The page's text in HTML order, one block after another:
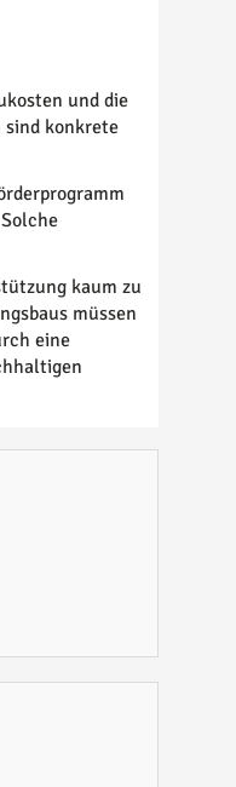
und die
sind konkrete
kaum zu
müssen
eine